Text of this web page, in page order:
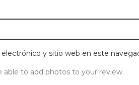
y sitio web en este
to add photos to your review.